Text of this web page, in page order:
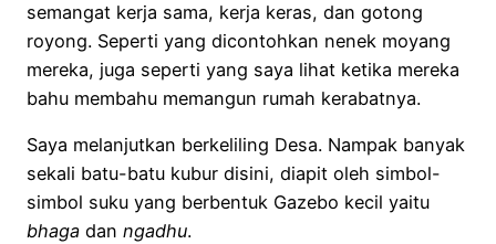
semangat kerja sama, kerja keras, dan gotong
royong. Seperti yang dicontohkan nenek moyang
mereka, juga seperti yang saya lihat ketika mereka
bahu membahu memangun rumah kerabatnya.
Saya melanjutkan berkeliling Desa. Nampak banyak
sekali batu-batu kubur disini, diapit oleh simbol-
simbol suku yang berbentuk Gazebo kecil yaitu
bhaga dan ngadhu.